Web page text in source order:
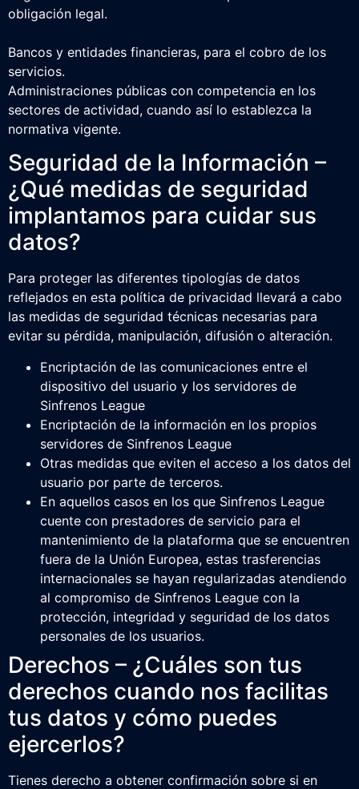
obligación legal.
Bancos y entidades financieras, para el cobro de los
servicios.
Administraciones públicas con competencia en los
sectores de actividad, cuando así lo establezca la
normativa vigente.
Seguridad de la Información –
¿Qué medidas de seguridad
implantamos para cuidar sus
datos?
Para proteger las diferentes tipologías de datos
reflejados en esta política de privacidad llevará a cabo
las medidas de seguridad técnicas necesarias para
evitar su pérdida, manipulación, difusión o alteración.
Encriptación de las comunicaciones entre el
dispositivo del usuario y los servidores de
Sinfrenos League
Encriptación de la información en los propios
servidores de Sinfrenos League
Otras medidas que eviten el acceso a los datos del
usuario por parte de terceros.
En aquellos casos en los que Sinfrenos League
cuente con prestadores de servicio para el
mantenimiento de la plataforma que se encuentren
fuera de la Unión Europea, estas trasferencias
internacionales se hayan regularizadas atendiendo
al compromiso de Sinfrenos League con la
protección, integridad y seguridad de los datos
personales de los usuarios.
Derechos – ¿Cuáles son tus
derechos cuando nos facilitas
tus datos y cómo puedes
ejercerlos?
Tienes derecho a obtener confirmación sobre si en